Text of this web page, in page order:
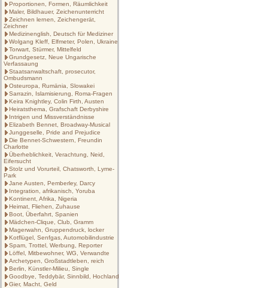
Proportionen, Formen, Räumlichkeit
Maler, Bildhauer, Zeichenunterricht
Zeichnen lernen, Zeichengerät,
Zeichner
Medizinenglish, Deutsch für Mediziner
Wolgang Kleff, Elfmeter, Polen, Ukraine
Torwart, Stürmer, Mittelfeld
Grundgesetz, Neue Ungarische
Verfassaung
Staatsanwaltschaft, prosecutor,
Ombudsmann
Osteuropa, Rumänia, Slowakei
Sarrazin, Islamisierung, Roma-Fragen
Keira Knightley, Colin Firth, Austen
Heiratsthema, Grafschaft Derbyshire
Intrigen und Missverständnisse
Elizabeth Bennet, Broadway-Musical
Junggeselle, Pride and Prejudice
Die Bennet-Schwestern, Freundin
Charlotte
Überheblichkeit, Verachtung, Neid,
Eifersucht
Stolz und Vorurteil, Chatsworth, Lyme-
Park
Jane Austen, Pemberley, Darcy
Integration, afrikanisch, Yoruba
Kontinent, Afrika, Nigeria
Heimat, Fliehen, Zuhause
Boot, Überfahrt, Spanien
Mädchen-Clique, Club, Gramm
Magerwahn, Gruppendruck, locker
Kotflügel, Senfgas, Automobilindustrie
Spam, Trottel, Werbung, Reporter
Löffel, Mitbewohner, WG, Verwandte
Archetypen, Großstadtleben, reich
Berlin, Künstler-Milieu, Single
Goodbye, Teddybär, Sinnbild, Hochland
Gier, Macht, Geld